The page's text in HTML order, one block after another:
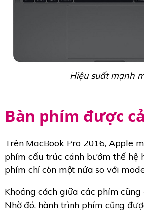
Hiệu suất mạnh
Bàn phím được
Trên MacBook Pro 2016, Apple
phím cấu trúc cánh bướm thế hệ
phím chỉ còn một nửa so với
Khoảng cách giữa các phím
Nhờ đó, hành trình phím cũng